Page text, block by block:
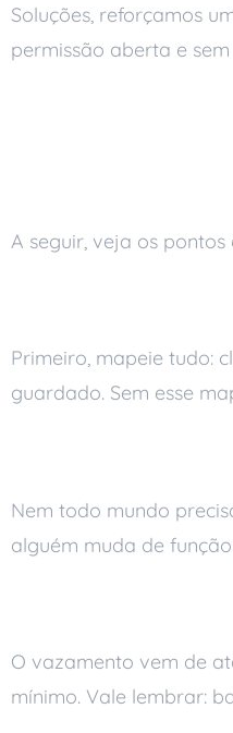
Soluções, reforçamos
permissão aberta e
A seguir, veja os
Primeiro, mapeie tudo:
guardado. Sem esse
Nem todo mundo
alguém muda de
O vazamento vem de
mínimo. Vale lembrar: